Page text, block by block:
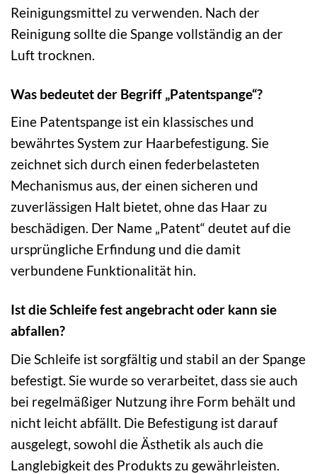
Reinigungsmittel zu verwenden. Nach der
Reinigung sollte die Spange vollständig an der
Luft trocknen.
Was bedeutet der Begriff „Patentspange“?
Eine Patentspange ist ein klassisches und
bewährtes System zur Haarbefestigung. Sie
zeichnet sich durch einen federbelasteten
Mechanismus aus, der einen sicheren und
zuverlässigen Halt bietet, ohne das Haar zu
beschädigen. Der Name „Patent“ deutet auf die
ursprüngliche Erfindung und die damit
verbundene Funktionalität hin.
Ist die Schleife fest angebracht oder kann sie
abfallen?
Die Schleife ist sorgfältig und stabil an der Spange
befestigt. Sie wurde so verarbeitet, dass sie auch
bei regelmäßiger Nutzung ihre Form behält und
nicht leicht abfällt. Die Befestigung ist darauf
ausgelegt, sowohl die Ästhetik als auch die
Langlebigkeit des Produkts zu gewährleisten.